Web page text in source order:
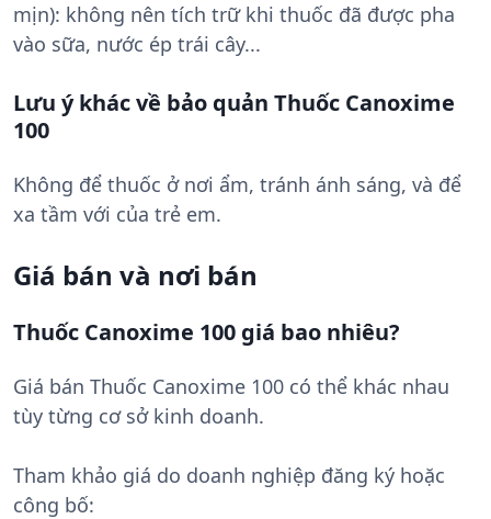
mịn): không nên tích trữ khi thuốc đã được pha
vào sữa, nước ép trái cây...
Lưu ý khác về bảo quản Thuốc Canoxime
100
Không để thuốc ở nơi ẩm, tránh ánh sáng, và để
xa tầm với của trẻ em.
Giá bán và nơi bán
Thuốc Canoxime 100 giá bao nhiêu?
Giá bán Thuốc Canoxime 100 có thể khác nhau
tùy từng cơ sở kinh doanh.
Tham khảo giá do doanh nghiệp đăng ký hoặc
công bố: